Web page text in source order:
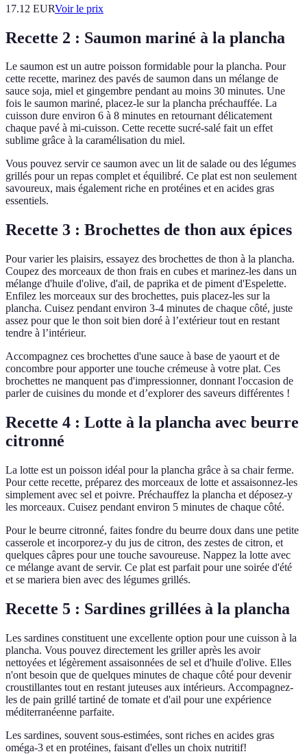
17.12 EURVoir le prix
Recette 2 : Saumon mariné à la plancha
Le saumon est un autre poisson formidable pour la plancha. Pour
cette recette, marinez des pavés de saumon dans un mélange de
sauce soja, miel et gingembre pendant au moins 30 minutes. Une
fois le saumon mariné, placez-le sur la plancha préchauffée. La
cuisson dure environ 6 à 8 minutes en retournant délicatement
chaque pavé à mi-cuisson. Cette recette sucré-salé fait un effet
sublime grâce à la caramélisation du miel.
Vous pouvez servir ce saumon avec un lit de salade ou des légumes
grillés pour un repas complet et équilibré. Ce plat est non seulement
savoureux, mais également riche en protéines et en acides gras
essentiels.
Recette 3 : Brochettes de thon aux épices
Pour varier les plaisirs, essayez des brochettes de thon à la plancha.
Coupez des morceaux de thon frais en cubes et marinez-les dans un
mélange d'huile d'olive, d'ail, de paprika et de piment d'Espelette.
Enfilez les morceaux sur des brochettes, puis placez-les sur la
plancha. Cuisez pendant environ 3-4 minutes de chaque côté, juste
assez pour que le thon soit bien doré à l’extérieur tout en restant
tendre à l’intérieur.
Accompagnez ces brochettes d'une sauce à base de yaourt et de
concombre pour apporter une touche crémeuse à votre plat. Ces
brochettes ne manquent pas d'impressionner, donnant l'occasion de
parler de cuisines du monde et d’explorer des saveurs différentes !
Recette 4 : Lotte à la plancha avec beurre
citronné
La lotte est un poisson idéal pour la plancha grâce à sa chair ferme.
Pour cette recette, préparez des morceaux de lotte et assaisonnez-les
simplement avec sel et poivre. Préchauffez la plancha et déposez-y
les morceaux. Cuisez pendant environ 5 minutes de chaque côté.
Pour le beurre citronné, faites fondre du beurre doux dans une petite
casserole et incorporez-y du jus de citron, des zestes de citron, et
quelques câpres pour une touche savoureuse. Nappez la lotte avec
ce mélange avant de servir. Ce plat est parfait pour une soirée d'été
et se mariera bien avec des légumes grillés.
Recette 5 : Sardines grillées à la plancha
Les sardines constituent une excellente option pour une cuisson à la
plancha. Vous pouvez directement les griller après les avoir
nettoyées et légèrement assaisonnées de sel et d'huile d'olive. Elles
n'ont besoin que de quelques minutes de chaque côté pour devenir
croustillantes tout en restant juteuses aux intérieurs. Accompagnez-
les de pain grillé tartiné de tomate et d'ail pour une expérience
méditerranéenne parfaite.
Les sardines, souvent sous-estimées, sont riches en acides gras
oméga-3 et en protéines, faisant d'elles un choix nutritif!